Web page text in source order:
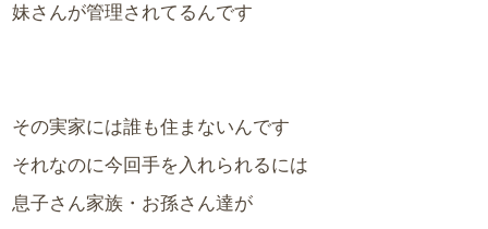
妹さんが管理されてるんです
その実家には誰も住まないんです
それなのに今回手を入れられるには
息子さん家族・お孫さん達が